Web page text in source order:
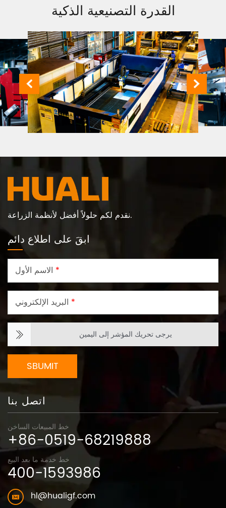
القدرة التصنيعية الذكية
نقدم لكم حلولاً أفضل لأنظمة الزراعة.
ابقَ على اطلاع دائم
*
*
يرجى تحريك المؤشر إلى اليمين
SBUMIT
اتصل بنا
خط المبيعات الساخن
+86-0519-68219888
خط خدمة ما بعد البيع
400-1593986
hl@hualigf.com